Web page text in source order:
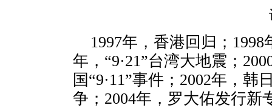
1997年，香港回归；
年，“9·21”台湾大地震；
国“9·11”事件；2002年，
争；2004年，罗大佑发行新